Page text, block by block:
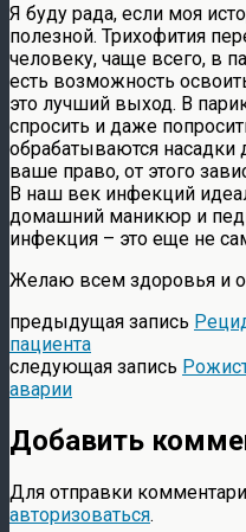
Я буду рада, если моя
полезной. Трихофития
человеку, чаще всего, в
есть возможность
это лучший выход. В
спросить и даже
обрабатываются насадки
ваше право, от этого
В наш век инфекций
домашний маникюр и
инфекция – это еще не
Желаю всем здоровья и
предыдущая запись
пациента
следующая запись
аварии
Добавить
Для отправки
авторизоваться.